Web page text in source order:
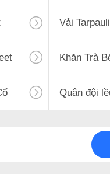
ngủ
Vải
Khăn Trà
Quân đội